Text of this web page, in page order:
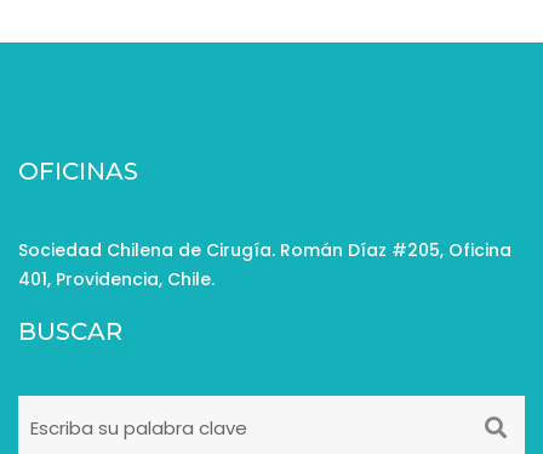
OFICINAS
Sociedad Chilena de Cirugía. Román Díaz #205, Oficina
401, Providencia, Chile.
BUSCAR